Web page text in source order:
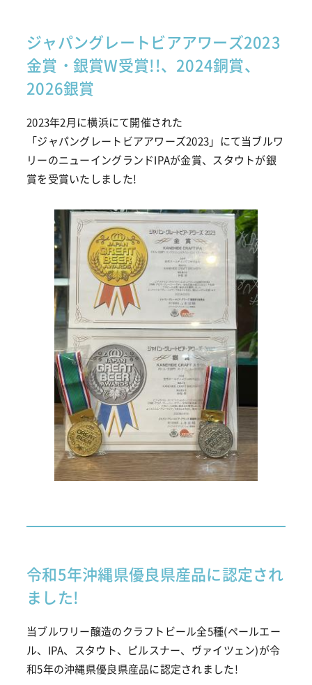
ジャパングレートビアアワーズ2023
金賞・銀賞W受賞!!、2024銅賞、
2026銀賞
2023年2月に横浜にて開催された
「ジャパングレートビアアワーズ2023」にて当ブルワ
リーのニューイングランドIPAが金賞、スタウトが銀
賞を受賞いたしました!
令和5年沖縄県優良県産品に認定され
ました!
当ブルワリー醸造のクラフトビール全5種(ペールエー
ル、IPA、スタウト、ピルスナー、ヴァイツェン)が令
和5年の沖縄県優良県産品に認定されました!